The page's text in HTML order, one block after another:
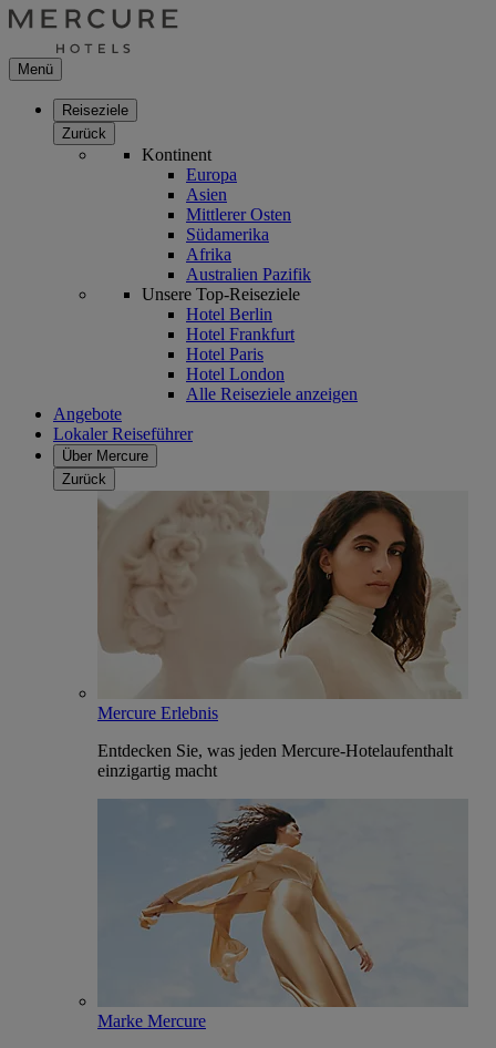
Menü
Reiseziele
Zurück
Kontinent
Europa
Asien
Mittlerer Osten
Südamerika
Afrika
Australien Pazifik
Unsere Top-Reiseziele
Hotel Berlin
Hotel Frankfurt
Hotel Paris
Hotel London
Alle Reiseziele anzeigen
Angebote
Lokaler Reiseführer
Über Mercure
Zurück
Mercure Erlebnis
Entdecken Sie, was jeden Mercure-Hotelaufenthalt
einzigartig macht
Marke Mercure